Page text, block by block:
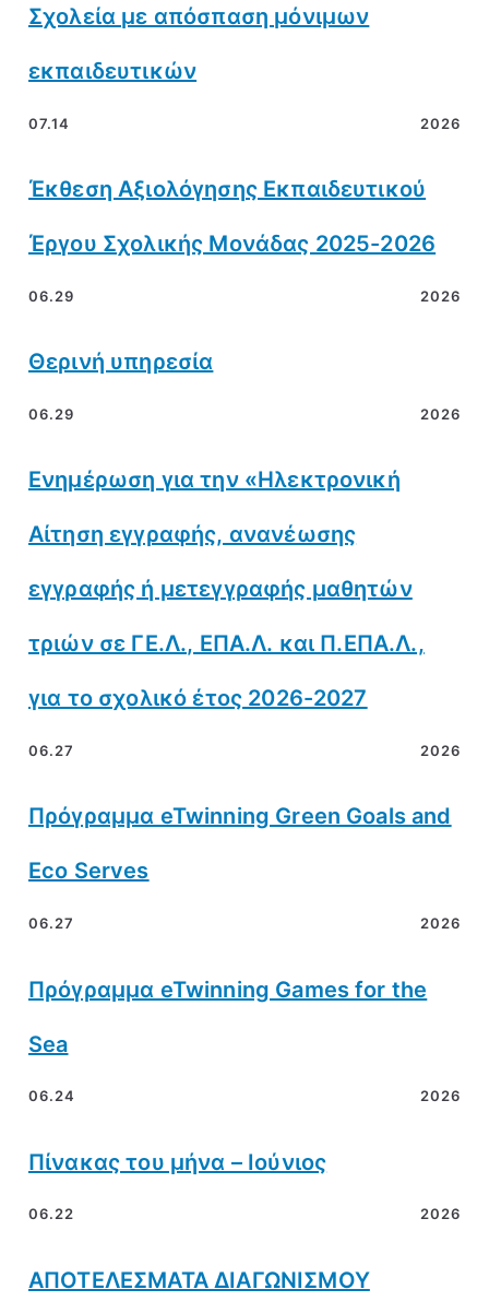
Σχολεία με απόσπαση μόνιμων
εκπαιδευτικών
07.14 2026
Έκθεση Αξιολόγησης Εκπαιδευτικού
Έργου Σχολικής Μονάδας 2025-2026
06.29 2026
Θερινή υπηρεσία
06.29 2026
Ενημέρωση για την «Ηλεκτρονική
Αίτηση εγγραφής, ανανέωσης
εγγραφής ή μετεγγραφής μαθητών
τριών σε ΓΕ.Λ., ΕΠΑ.Λ. και Π.ΕΠΑ.Λ.,
για το σχολικό έτος 2026-2027
06.27 2026
Πρόγραμμα eTwinning Green Goals and
Eco Serves
06.27 2026
Πρόγραμμα eTwinning Games for the
Sea
06.24 2026
Πίνακας του μήνα – Ιούνιος
06.22 2026
ΑΠΟΤΕΛΕΣΜΑΤΑ ΔΙΑΓΩΝΙΣΜΟΥ